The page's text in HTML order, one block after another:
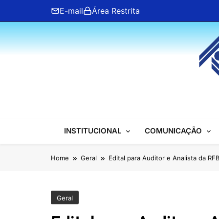
content
E-mail Área Restrita
ANFIP Nacional
INSTITUCIONAL COMUNICAÇÃO
Home Geral Edital para Auditor e Analista da
Geral